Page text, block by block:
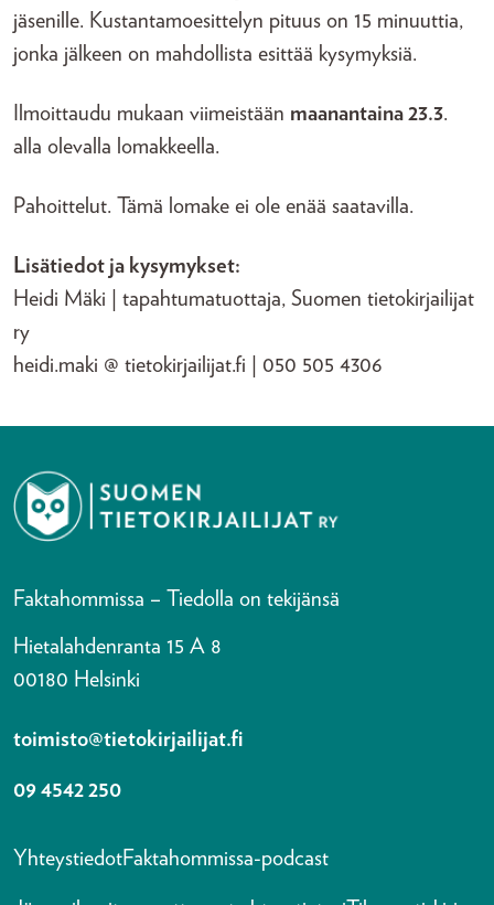
jäsenille. Kustantamoesittelyn pituus on 15 minuuttia,
jonka jälkeen on mahdollista esittää kysymyksiä.
Ilmoittaudu mukaan viimeistään maanantaina 23.3.
alla olevalla lomakkeella.
Pahoittelut. Tämä lomake ei ole enää saatavilla.
Lisätiedot ja kysymykset:
Heidi Mäki | tapahtumatuottaja, Suomen tietokirjailijat
ry
heidi.maki @ tietokirjailijat.fi | 050 505 4306
Faktahommissa – Tiedolla on tekijänsä
Hietalahdenranta 15 A 8
00180 Helsinki
toimisto@tietokirjailijat.fi
09 4542 250
YhteystiedotFaktahommissa-podcast